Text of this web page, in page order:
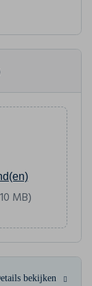
MB)
bekijken